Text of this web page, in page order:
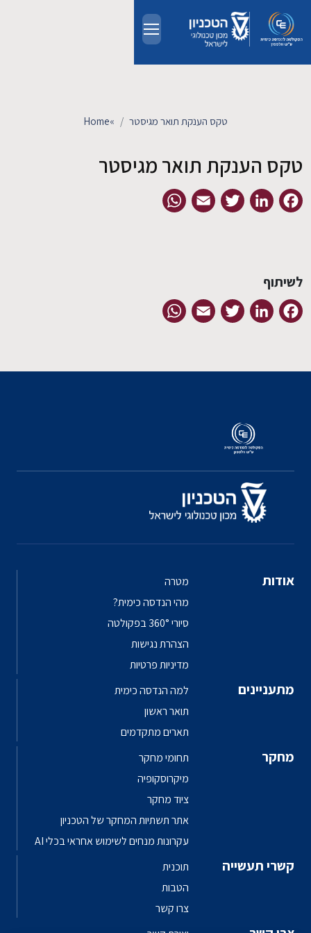
מחקר
צרו קשר
Home» טקס הענקת תואר מגיסטר
טקס הענקת תואר מגיסטר
Facebook
LinkedIn
Twitter
Email
לשיתוף
Facebook
LinkedIn
Twitter
Email
אודות
מטרה
מהי הנדסה כימית?
סיורי 360° בפקולטה
הצהרת נגישות
מדיניות פרטיות
מתעניינים
למה הנדסה כימית
תואר ראשון
תארים מתקדמים
מחקר
תחומי מחקר
מיקרוסקופיה
ציוד מחקר
אתר תשתיות המחקר של הטכניון
עקרונות מנחים לשימוש אחראי בכלי AI
קשרי תעשייה
תוכנית
הטבות
צרו קשר